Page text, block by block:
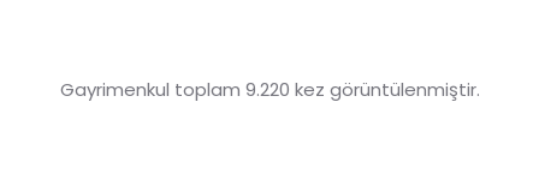
Gayrimenkul toplam 9.220 kez görüntülenmiştir.